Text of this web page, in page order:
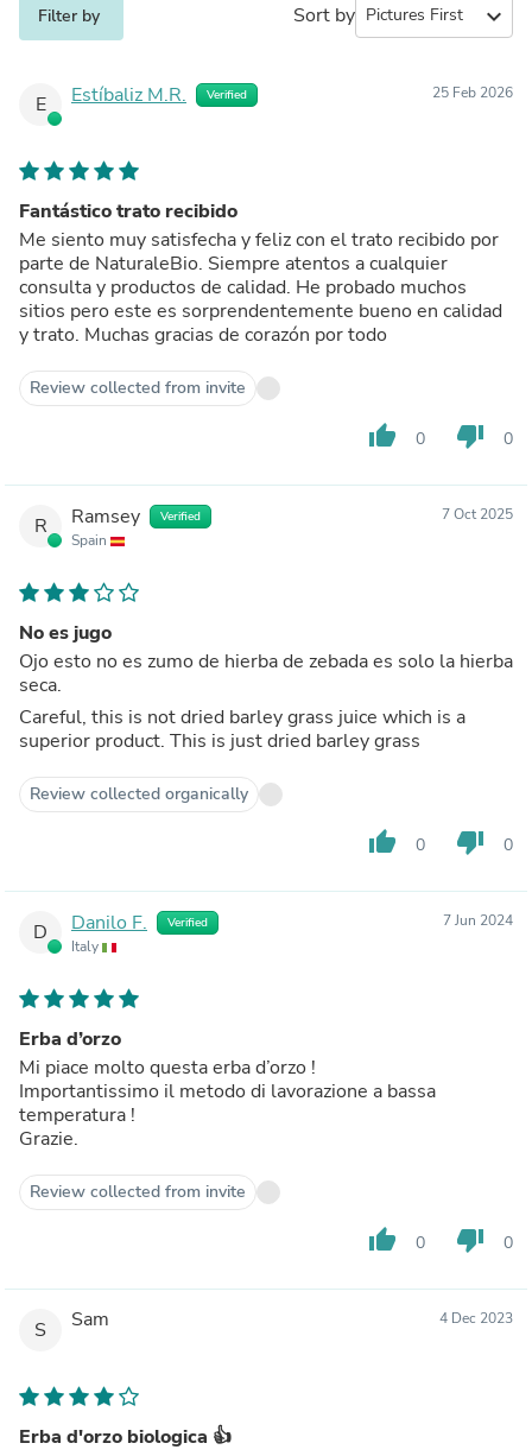
Filter by Sort by expand_more
E Estíbaliz M.R. Verified 25 Feb 2026
Fantástico trato recibido
Me siento muy satisfecha y feliz con el trato recibido por
parte de NaturaleBio. Siempre atentos a cualquier
consulta y productos de calidad. He probado muchos
sitios pero este es sorprendentemente bueno en calidad
y trato. Muchas gracias de corazón por todo
Review collected from invite
thumb_up 0 thumb_down 0
R Ramsey Verified
Spain
7 Oct 2025
No es jugo
Ojo esto no es zumo de hierba de zebada es solo la hierba
seca.
Careful, this is not dried barley grass juice which is a
superior product. This is just dried barley grass
Review collected organically
thumb_up 0 thumb_down 0
D Danilo F. Verified
Italy
7 Jun 2024
Erba d’orzo
Mi piace molto questa erba d’orzo !
Importantissimo il metodo di lavorazione a bassa
temperatura !
Grazie.
Review collected from invite
thumb_up 0 thumb_down 0
S Sam 4 Dec 2023
Erba d'orzo biologica 👍